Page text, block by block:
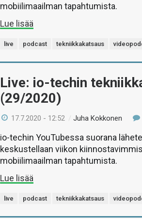
mobiilimaailman tapahtumista.
Lue lisää
live podcast tekniikkakatsaus
Live: io-techin
(29/2020)
17.7.2020 - 12:52 /Juha Kokkonen
io-techin YouTubessa suorana
keskustellaan viikon
mobiilimaailman tapahtumista.
Lue lisää
live podcast tekniikkakatsaus